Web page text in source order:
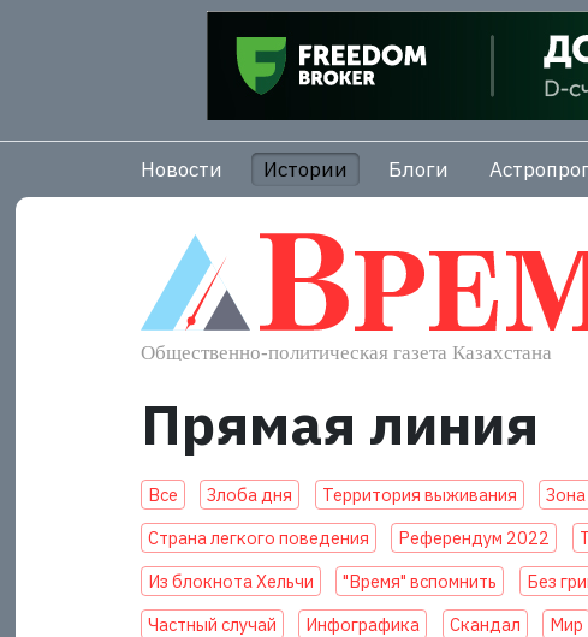
Новости Истории Блоги
Прямая линия
Все Злоба дня Территория выживания
Страна легкого поведения
Референдум 2022
Из блокнота Хельчи
"Время" вспомнить Без
Частный случай
Инфографика Скандал Мир